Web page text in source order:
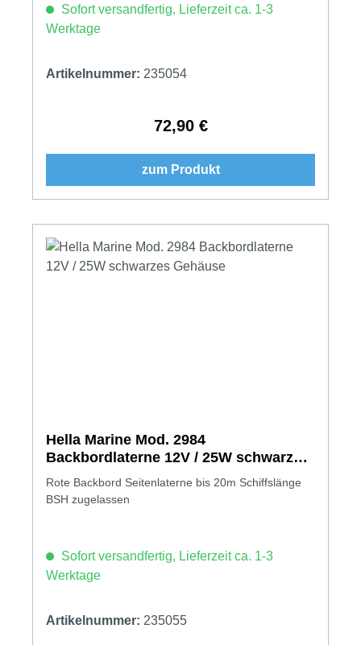
Sofort versandfertig, Lieferzeit ca. 1-3
Werktage
Artikelnummer: 235054
Regulärer Preis:
72,90 €
zum Produkt
Hella Marine Mod. 2984
Backbordlaterne 12V / 25W schwarzes
Gehäuse
Rote Backbord Seitenlaterne bis 20m Schiffslänge
BSH zugelassen
Sofort versandfertig, Lieferzeit ca. 1-3
Werktage
Artikelnummer: 235055